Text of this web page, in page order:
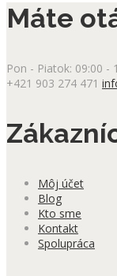
Máte
Pon - Piatok: 09:00 -
+421 903 274 471
Môj účet
Blog
Kto sme
Kontakt
Spolupráca